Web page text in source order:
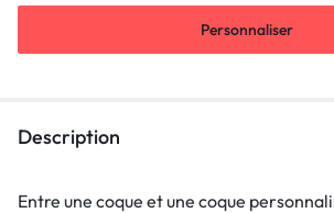
Personnaliser
Description
Entre une coque et une coque